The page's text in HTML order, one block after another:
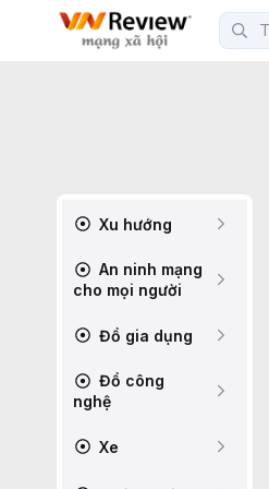
Xu hướng
An ninh mạng
cho mọi người
Đồ gia dụng
Đồ công
nghệ
Xe